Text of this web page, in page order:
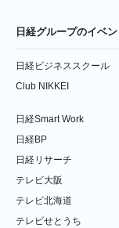
日経グループのイベ
日経ビジネススクール
Club NIKKEI
日経Smart Work
日経BP
日経リサーチ
テレビ大阪
テレビ北海道
テレビせとうち